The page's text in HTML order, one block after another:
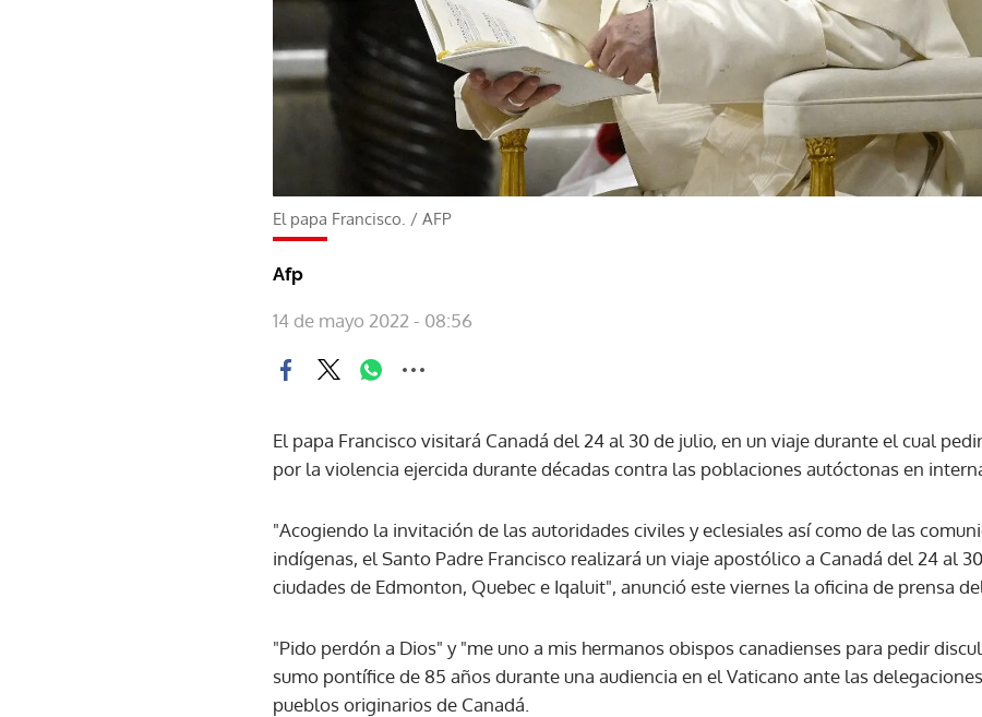
El papa Francisco. / AFP
Afp
14 de mayo 2022 - 08:56
El papa Francisco visitará Canadá del 24 al 30 de julio, en un viaje durante el cual
por la violencia ejercida durante décadas contra las poblaciones autóctonas en
"Acogiendo la invitación de las autoridades civiles y eclesiales así como de las
indígenas, el Santo Padre Francisco realizará un viaje apostólico a Canadá del 24 al
ciudades de Edmonton, Quebec e Iqaluit", anunció este viernes la oficina de prensa
"Pido perdón a Dios" y "me uno a mis hermanos obispos canadienses para pedir
sumo pontífice de 85 años durante una audiencia en el Vaticano ante las
pueblos originarios de Canadá.